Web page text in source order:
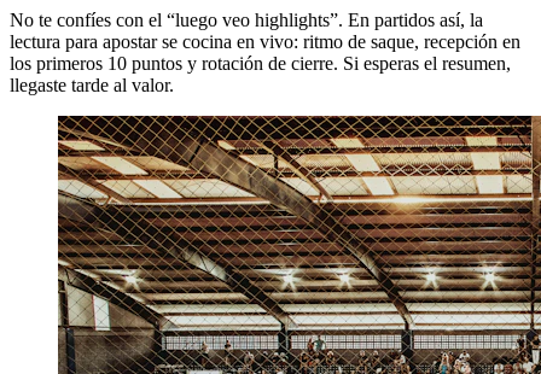
No te confíes con el “luego veo highlights”. En partidos así, la
lectura para apostar se cocina en vivo: ritmo de saque, recepción en
los primeros 10 puntos y rotación de cierre. Si esperas el resumen,
llegaste tarde al valor.